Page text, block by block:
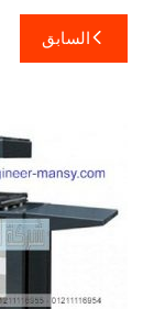
تصفّح
المقالات
السابق